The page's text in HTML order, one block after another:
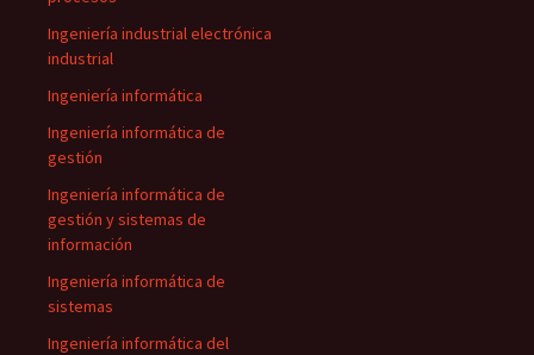
Ingeniería industrial electrónica
industrial
Ingeniería informática
Ingeniería informática de
gestión
Ingeniería informática de
gestión y sistemas de
información
Ingeniería informática de
sistemas
Ingeniería informática del